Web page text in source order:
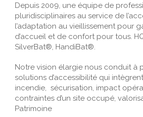
Depuis 2009, une équipe de
pluridisciplinaires au service de
l’adaptation au vieillissement pour
d’accueil et de confort pour tous.
SilverBat®, HandiBat®.
​Notre vision élargie nous conduit à
solutions d’accessibilité qui
incendie, sécurisation, impact
contraintes d’un site occupé,
Patrimoine